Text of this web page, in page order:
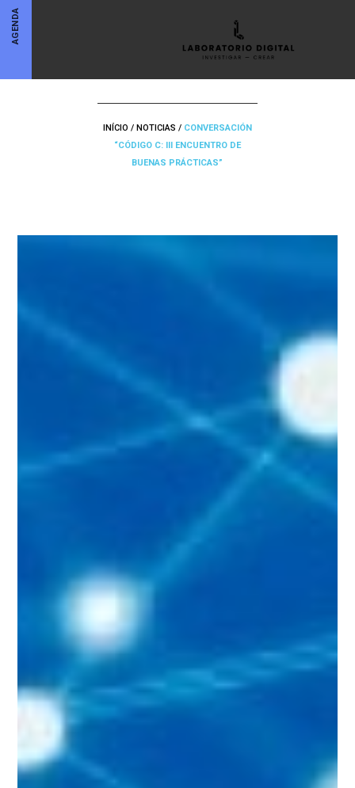
AGENDA
INÍCIO / NOTICIAS / CONVERSACIÓN
“CÓDIGO C: III ENCUENTRO DE
BUENAS PRÁCTICAS”